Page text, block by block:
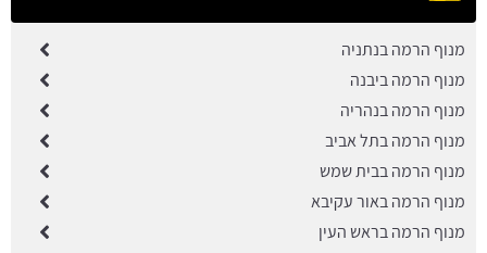
מנוף הרמה בנתניה
מנוף הרמה ביבנה
מנוף הרמה בנהריה
מנוף הרמה בתל אביב
מנוף הרמה בבית שמש
מנוף הרמה באור עקיבא
מנוף הרמה בראש העין